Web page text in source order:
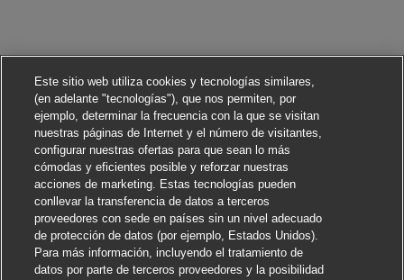
Este sitio web utiliza cookies y tecnologías similares,
(en adelante "tecnologías"), que nos permiten, por
ejemplo, determinar la frecuencia con la que se visitan
nuestras páginas de Internet y el número de visitantes,
configurar nuestras ofertas para que sean lo más
cómodas y eficientes posible y reforzar nuestras
acciones de marketing. Estas tecnologías pueden
conllevar la transferencia de datos a terceros
proveedores con sede en países sin un nivel adecuado
de protección de datos (por ejemplo, Estados Unidos).
Para más información, incluyendo el tratamiento de
datos por parte de terceros proveedores y la posibilidad